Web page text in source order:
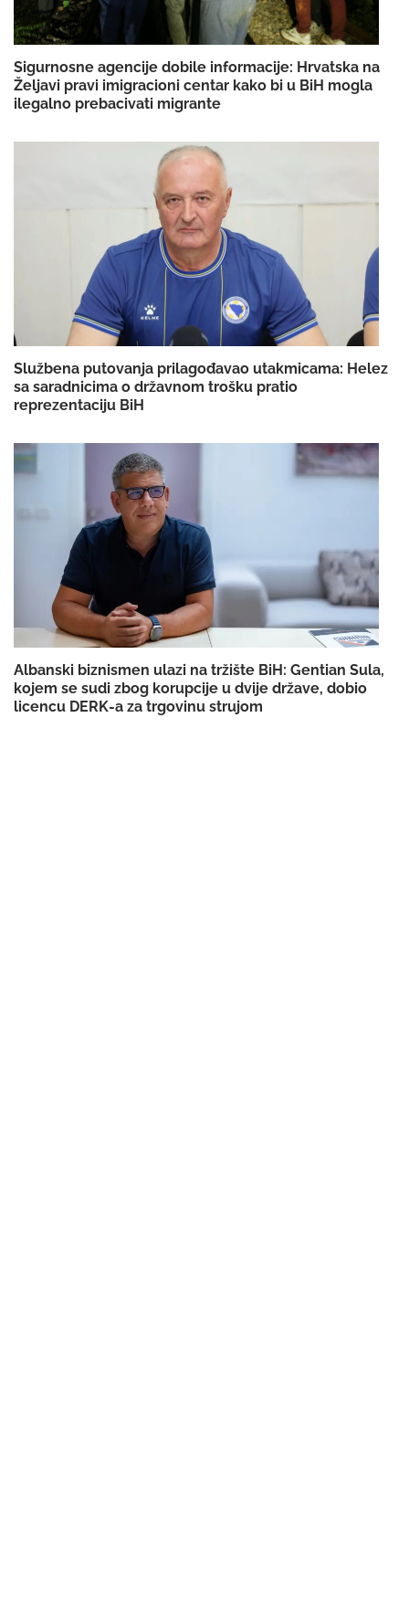
Sigurnosne agencije dobile informacije: Hrvatska na
Željavi pravi imigracioni centar kako bi u BiH mogla
ilegalno prebacivati migrante
Službena putovanja prilagođavao utakmicama: Helez
sa saradnicima o državnom trošku pratio
reprezentaciju BiH
Albanski biznismen ulazi na tržište BiH: Gentian Sula,
kojem se sudi zbog korupcije u dvije države, dobio
licencu DERK-a za trgovinu strujom